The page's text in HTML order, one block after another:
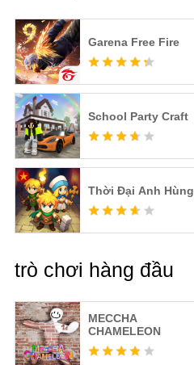
Garena Free Fire
School Party Craft
Thời Đại Anh Hùng
trò chơi hàng đầu
MECCHA
CHAMELEON